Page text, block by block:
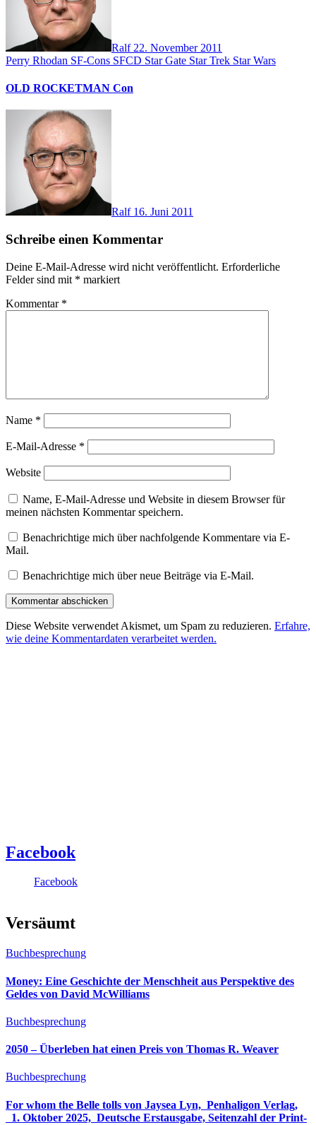
Ralf 22. November 2011
Perry Rhodan SF-Cons SFCD Star Gate Star Trek Star Wars
OLD ROCKETMAN Con
Ralf 16. Juni 2011
Schreibe einen Kommentar
Deine E-Mail-Adresse wird nicht veröffentlicht. Erforderliche
Felder sind mit * markiert
Kommentar *
Name *
E-Mail-Adresse *
Website
Name, E-Mail-Adresse und Website in diesem Browser für
meinen nächsten Kommentar speichern.
Benachrichtige mich über nachfolgende Kommentare via E-
Mail.
Benachrichtige mich über neue Beiträge via E-Mail.
Diese Website verwendet Akismet, um Spam zu reduzieren. Erfahre,
wie deine Kommentardaten verarbeitet werden.
Facebook
Facebook
Versäumt
Buchbesprechung
Money: Eine Geschichte der Menschheit aus Perspektive des
Geldes von David McWilliams
Buchbesprechung
2050 – Überleben hat einen Preis von Thomas R. Weaver
Buchbesprechung
For whom the Belle tolls von Jaysea Lyn, ‎ Penhaligon Verlag,
‎ 1. Oktober 2025, ‎ Deutsche Erstausgabe, Seitenzahl der Print-